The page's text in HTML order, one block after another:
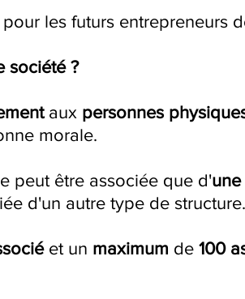
les futurs entrepreneurs
société ?
aux personnes
morale.
peut être associée que d'une
d'un autre type de structure.
et un maximum de 100